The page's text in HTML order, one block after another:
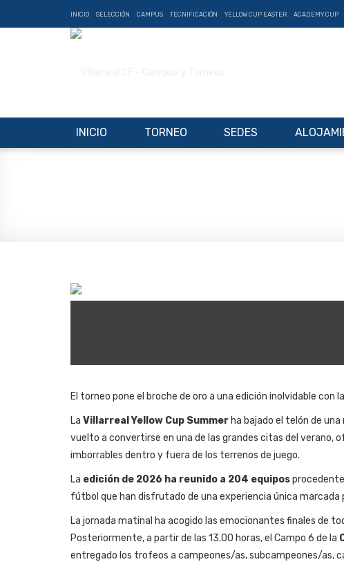
INICIO SELECCIÓN CAMPUS TECNIFICACIÓN YELLOW CUP EASTER ACADEMY CUP
INICIO TORNEO SEDES
El torneo pone el broche de oro a una edición inolvidable con
La Villarreal Yellow Cup Summer ha bajado el telón de
vuelto a convertirse en una de las grandes citas del
imborrables dentro y fuera de los terrenos de juego.
La edición de 2026 ha reunido a 204 equipos
fútbol que han disfrutado de una experiencia única
La jornada matinal ha acogido las emocionantes finales de
Posteriormente, a partir de las 13.00 horas, el Campo 6 de la
entregado los trofeos a campeones/as, subcampeones/as,